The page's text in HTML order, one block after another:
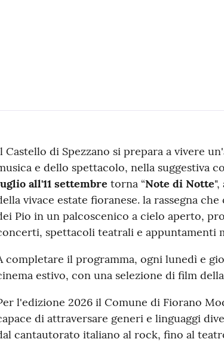
Castello di Spezzano si prepara a vivere
e dello spettacolo, nella suggestiva
all'11 settembre torna “Note di Notte
vivace estate fioranese. la rassegna
Pio in un palcoscenico a cielo aperto,
spettacoli teatrali e appuntamenti
completare il programma, ogni lunedì e
estivo, con una selezione di film
l'edizione 2026 il Comune di Fiorano
di attraversare generi e linguaggi
cantautorato italiano al rock, fino al